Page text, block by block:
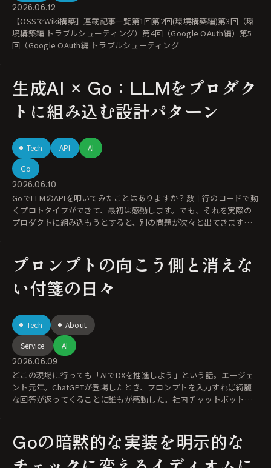
2026.06.12
【OSSでWiki構築】連載記事一覧第1回第2回(環境構築編)第3回（環
境構築編 トラブルシューティング）第4回（Google OAuth編）第5
回（Google OAuth編 トラブルシューティング
生成AI × Go：LLMをプロダク
トに組み込む設計パターン
Tech API
AI
Go
2026.06.10
GoでLLMのAPIを叩いてみたことはありますか？数十行のコードで動
くプロトタイプができて、最初は感動します。でも、それを実際の
プロダクトに組み込もうとすると、別の問題が次々と出てきます。
プロンプトの向こう側と消えな
い付箋の日々
Tech
About
Service
AI
2026.06.09
どこの現場に行っても「AIでDXを推進しよう」という話。エージェ
ント元年。ChatGPTが登場したとき、プロンプトを入力すれば綺麗
な回答が返ってくることに誰もが感動した。社内チャットボットを
Goの暗黙的な実装を明示的な